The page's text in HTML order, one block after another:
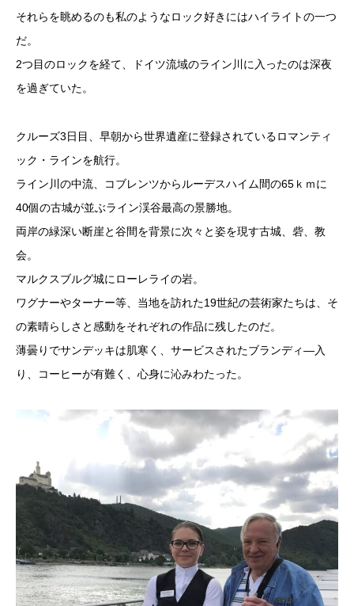
それらを眺めるのも私のようなロック好きにはハイライトの一つ
だ。
2つ目のロックを経て、ドイツ流域のライン川に入ったのは深夜
を過ぎていた。
クルーズ3日目、早朝から世界遺産に登録されているロマンティ
ック・ラインを航行。
ライン川の中流、コブレンツからルーデスハイム間の65ｋｍに
40個の古城が並ぶライン渓谷最高の景勝地。
両岸の緑深い断崖と谷間を背景に次々と姿を現す古城、砦、教
会。
マルクスブルグ城にローレライの岩。
ワグナーやターナー等、当地を訪れた19世紀の芸術家たちは、そ
の素晴らしさと感動をそれぞれの作品に残したのだ。
薄曇りでサンデッキは肌寒く、サービスされたブランディ―入
り、コーヒーが有難く、心身に沁みわたった。